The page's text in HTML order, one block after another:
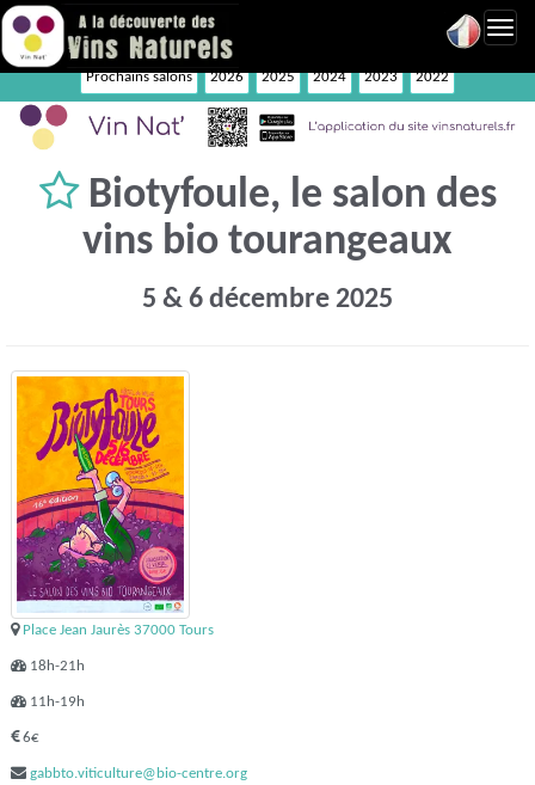
Prochains salons 2026 2025 2024 2023 2022
Biotyfoule, le salon des
vins bio tourangeaux
5 & 6 décembre 2025
Place Jean Jaurès 37000 Tours
18h-21h
11h-19h
6€
gabbto.viticulture@bio-centre.org